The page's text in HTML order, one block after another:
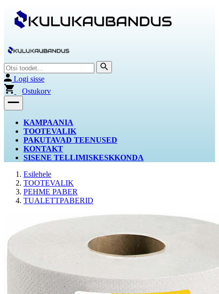
Logi sisse
Ostukorv
KAMPAANIA
TOOTEVALIK
PAKUTAVAD TEENUSED
KONTAKT
SISENE TELLIMISKESKKONDA
Esilehele
TOOTEVALIK
PEHME PABER
TUALETTPABERID